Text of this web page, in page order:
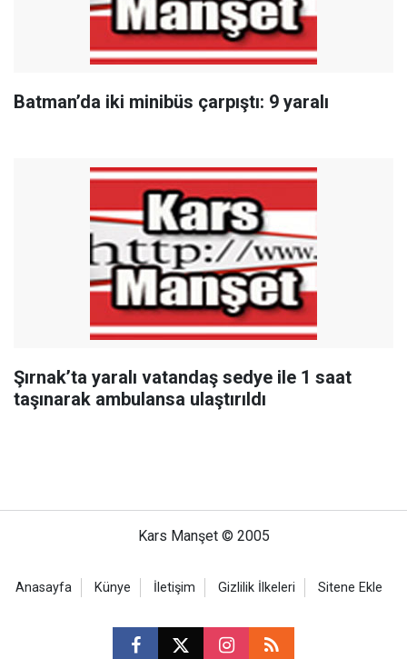
Batman’da iki minibüs çarpıştı: 9 yaralı
Şırnak’ta yaralı vatandaş sedye ile 1 saat
taşınarak ambulansa ulaştırıldı
Kars Manşet © 2005
Anasayfa Künye İletişim Gizlilik İlkeleri Sitene Ekle